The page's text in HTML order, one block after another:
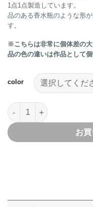
1点1点製造しています。
品のある香水瓶のような形
す。
※こちらは非常に個体差の
品の色の違いは作品として
color
ART PIECE Flower vase
お